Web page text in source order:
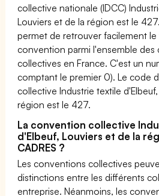
collective nationale (IDCC)
Louviers et de la région est le
permet de retrouver facilement le
convention parmi l'ensemble des
collectives en France. C'est un
comptant le premier 0). Le code
collective Industrie textile
région est le 427.
La convention collective
d'Elbeuf, Louviers et de la
CADRES ?
Les conventions collectives
distinctions entre les différents
entreprise. Néanmoins, les